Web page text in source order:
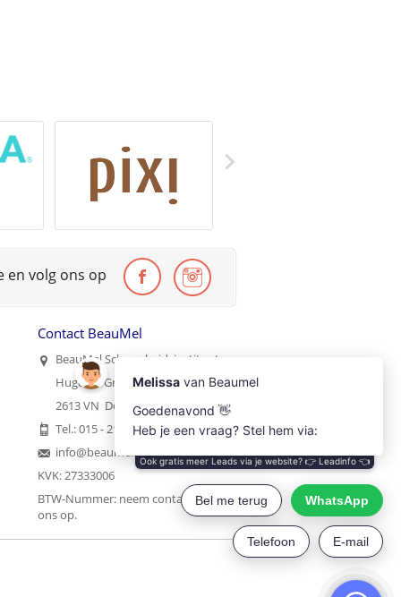
en volg ons op
Contact BeauMel
BeauMel Schoonheidsinstituut
Hugo de Grootstraat 35
2613 VN Delft
Tel.: 015 - 2121215
info@beaumel.nl
KVK: 27333006
BTW-Nummer: neem contact met
ons op.